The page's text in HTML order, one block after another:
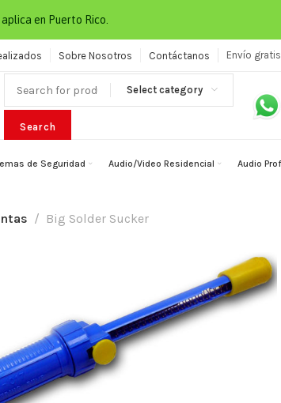
en Puerto Rico.
Sobre Nosotros Contáctanos Envío
Select category
Search
de Seguridad Audio/Video Residencial Audio
Big Solder Sucker